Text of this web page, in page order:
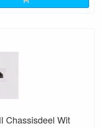
Chassisdeel Wit